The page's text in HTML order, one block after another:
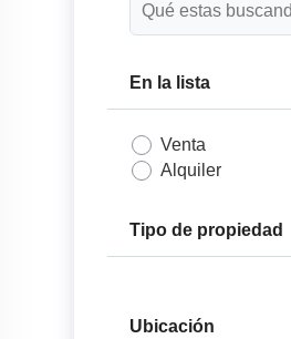
En la lista
Venta
Alquiler
Tipo de propiedad
Ubicación